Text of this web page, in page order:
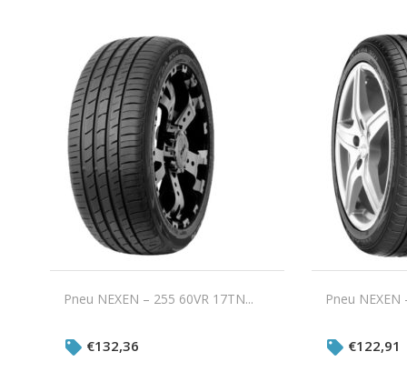
Pneu NEXEN – 255 60VR 17TN...
€132,36
Pneu
€122,91